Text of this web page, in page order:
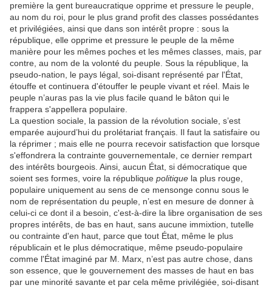
première la gent bureaucratique opprime et pressure le peuple,
au nom du roi, pour le plus grand profit des classes possédantes
et privilégiées, ainsi que dans son intérêt propre : sous la
république, elle opprime et pressure le peuple de la même
manière pour les mêmes poches et les mêmes classes, mais, par
contre, au nom de la volonté du peuple. Sous la république, la
pseudo-nation, le pays légal, soi-disant représenté par l'État,
étouffe et continuera d'étouffer le peuple vivant et réel. Mais le
peuple n’auras pas la vie plus facile quand le bâton qui le
frappera s'appellera populaire.
La question sociale, la passion de la révolution sociale, s’est
emparée aujourd’hui du prolétariat français. Il faut la satisfaire ou
la réprimer ; mais elle ne pourra recevoir satisfaction que lorsque
s'effondrera la contrainte gouvernementale, ce dernier rempart
des intérêts bourgeois. Ainsi, aucun État, si démocratique que
soient ses formes, voire la république politique la plus rouge,
populaire uniquement au sens de ce mensonge connu sous le
nom de représentation du peuple, n’est en mesure de donner à
celui-ci ce dont il a besoin, c'est-à-dire la libre organisation de ses
propres intérêts, de bas en haut, sans aucune immixtion, tutelle
ou contrainte d'en haut, parce que tout État, même le plus
républicain et le plus démocratique, même pseudo-populaire
comme l'État imaginé par M. Marx, n’est pas autre chose, dans
son essence, que le gouvernement des masses de haut en bas
par une minorité savante et par cela même privilégiée, soi-disant